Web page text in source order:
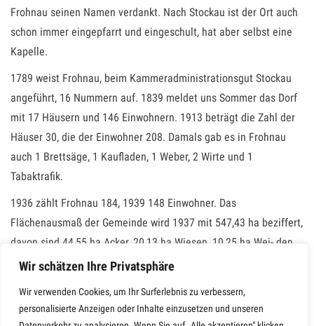
Wir schätzen Ihre Privatsphäre
Wir verwenden Cookies, um Ihr Surferlebnis zu verbessern,
personalisierte Anzeigen oder Inhalte einzusetzen und unseren
Frohnau seinen Namen verdankt. Nach Stockau ist der Ort auch
schon immer eingepfarrt und eingeschult, hat aber selbst eine
Kapelle.
1789 weist Frohnau, beim Kammeradministrationsgut Stockau
angeführt, 16 Nummern auf. 1839 meldet uns Sommer das Dorf
mit 17 Häusern und 146 Einwohnern. 1913 beträgt die Zahl der
Häuser 30, die der Einwohner 208. Damals gab es in Frohnau
auch 1 Brettsäge, 1 Kaufladen, 1 Weber, 2 Wirte und 1
Tabaktrafik.
1936 zählt Frohnau 184, 1939 148 Einwohner. Das
Flächenausmaß der Gemeinde wird 1937 mit 547,43 ha beziffert,
davon sind 44,55 ha Acker, 20,13 ha Wiesen, 10,25 ha Wei- den,
466,81 ha Wald.
Die Bevölkerung war in der Hauptsache in der Land- und
Forstwirtschaft tätig, im ‚Winter hüpften munter die Klöppel.